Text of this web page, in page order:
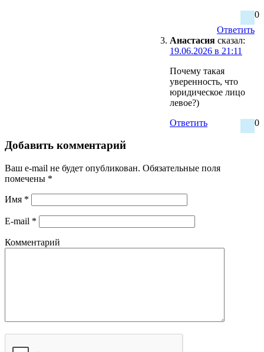
0
Ответить
Анастасия сказал:
19.06.2026 в 21:11
Почему такая
уверенность, что
юридическое лицо
левое?)
0
Ответить
Добавить комментарий
Ваш e-mail не будет опубликован. Обязательные поля
помечены *
Имя *
E-mail *
Комментарий